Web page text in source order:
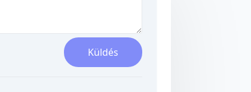
Küldés